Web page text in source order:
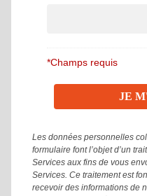
*Champs requis
Les données personnelles
formulaire font l’objet d’un
Services aux fins de vous
Services. Ce traitement est
recevoir des informations de